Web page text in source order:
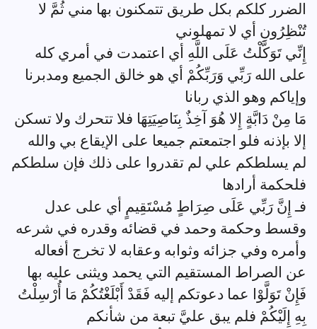
الضرر كلكم بكل طريق تتمكنون بها مني ثُمَّ لا
تُنْظِرُونِ أي لا تمهلوني
إِنِّي تَوَكَّلْتُ عَلَى اللَّهِ أي اعتمدت في أمري كله
على الله رَبِّي وَرَبِّكُمْ أي هو خالق الجميع ومدبرنا
وإياكم وهو الذي ربانا
مَا مِنْ دَابَّةٍ إِلا هُوَ آخِذٌ بِنَاصِيَتِهَا فلا تتحرك ولا تسكن
إلا بإذنه فلو اجتمعتم جميعا على الإيقاع بي والله
لم يسلطكم علي لم تقدروا على ذلك فإن سلطكم
فلحكمة أرادها
فـ إِنَّ رَبِّي عَلَى صِرَاطٍ مُسْتَقِيمٍ أي على عدل
وقسط وحكمة وحمد في قضائه وقدره في شرعه
وأمره وفي جزائه وثوابه وعقابه لا تخرج أفعاله
عن الصراط المستقيم التي يحمد ويثنى عليه بها
فَإِنْ تَوَلَّوْا عما دعوتكم إليه فَقَدْ أَبْلَغْتُكُمْ مَا أُرْسِلْتُ
بِهِ إِلَيْكُمْ فلم يبق عليَّ تبعة من شأنكم